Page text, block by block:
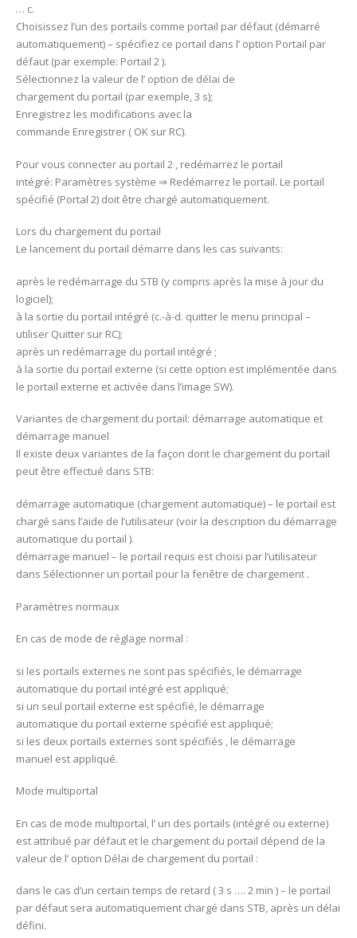
… с.
Choisissez l’un des portails comme portail par défaut (démarré
automatiquement) – spécifiez ce portail dans l’ option Portail par
défaut (par exemple: Portail 2 ).
Sélectionnez la valeur de l’ option de délai de
chargement du portail (par exemple, 3 s);
Enregistrez les modifications avec la
commande Enregistrer ( OK sur RC).
Pour vous connecter au portail 2 , redémarrez le portail
intégré: Paramètres système ⇒ Redémarrez le portail. Le portail
spécifié (Portal 2) doit être chargé automatiquement.
Lors du chargement du portail
Le lancement du portail démarre dans les cas suivants:
après le redémarrage du STB (y compris après la mise à jour du
logiciel);
à la sortie du portail intégré (c.-à-d. quitter le menu principal –
utiliser Quitter sur RC);
après un redémarrage du portail intégré ;
à la sortie du portail externe (si cette option est implémentée dans
le portail externe et activée dans l’image SW).
Variantes de chargement du portail: démarrage automatique et
démarrage manuel
Il existe deux variantes de la façon dont le chargement du portail
peut être effectué dans STB:
démarrage automatique (chargement automatique) – le portail est
chargé sans l’aide de l’utilisateur (voir la description du démarrage
automatique du portail ).
démarrage manuel – le portail requis est choisi par l’utilisateur
dans Sélectionner un portail pour la fenêtre de chargement .
Paramètres normaux
En cas de mode de réglage normal :
si les portails externes ne sont pas spécifiés, le démarrage
automatique du portail intégré est appliqué;
si un seul portail externe est spécifié, le démarrage
automatique du portail externe spécifié est appliqué;
si les deux portails externes sont spécifiés , le démarrage
manuel est appliqué.
Mode multiportal
En cas de mode multiportal, l’ un des portails (intégré ou externe)
est attribué par défaut et le chargement du portail dépend de la
valeur de l’ option Délai de chargement du portail :
dans le cas d’un certain temps de retard ( 3 s …. 2 min ) – le portail
par défaut sera automatiquement chargé dans STB, après un délai
défini.